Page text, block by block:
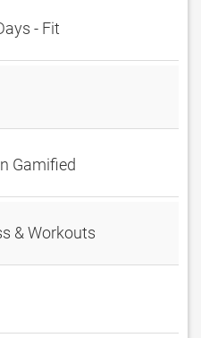
- Fit
Gamified
& Workouts